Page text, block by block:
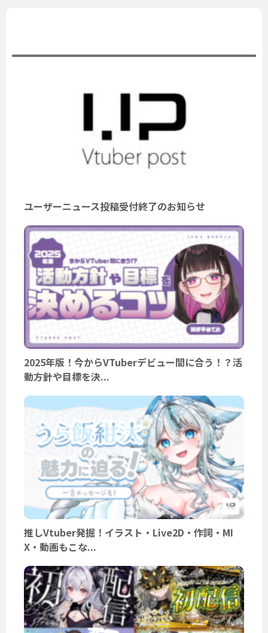
ユーザーニュース投稿受付終了のお知らせ
2025年版！今からVTuberデビュー間に合う！？活
動方針や目標を決...
推しVtuber発掘！イラスト・Live2D・作詞・MI
X・動画もこな...